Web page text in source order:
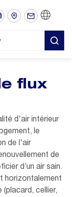
flux
d'air intérieur
le
de l'air
de
d’un air sain.
horizontalement
cellier,